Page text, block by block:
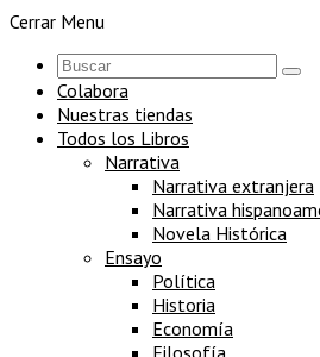
Cerrar Menu
Colabora
Nuestras tiendas
Todos los Libros
Narrativa
Narrativa extranjera
Narrativa
Novela Histórica
Ensayo
Política
Historia
Economía
Filosofía